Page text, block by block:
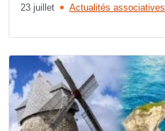
23 juillet Actualités associatives